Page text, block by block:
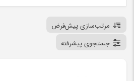
مرتب‌سازی پیش‌فرض
جستجوی پیشرفته